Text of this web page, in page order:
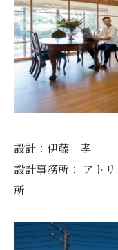
設計：伊藤 孝
設計事務所： アト
所